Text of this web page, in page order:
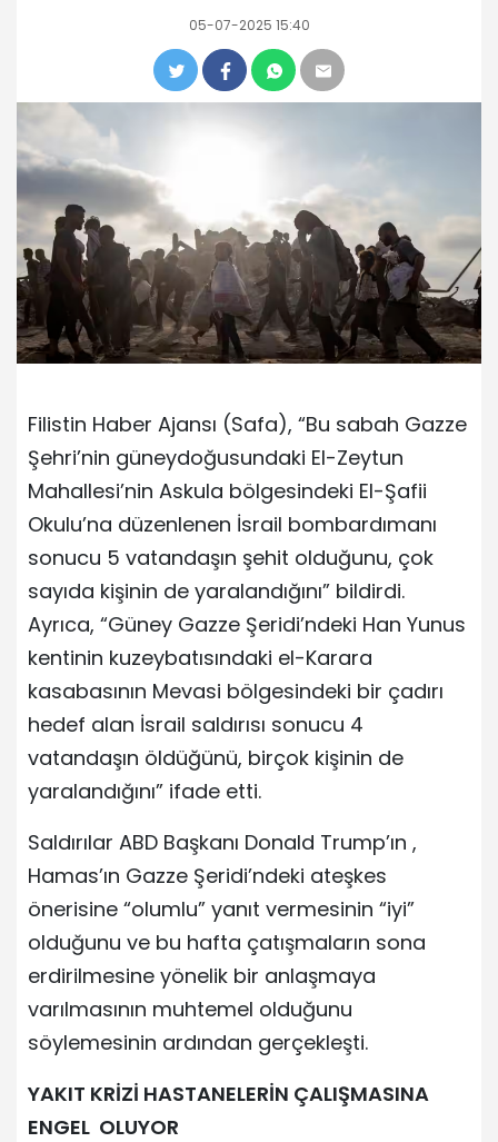
05-07-2025 15:40
Filistin Haber Ajansı (Safa), “Bu sabah Gazze
Şehri’nin güneydoğusundaki El-Zeytun
Mahallesi’nin Askula bölgesindeki El-Şafii
Okulu’na düzenlenen İsrail bombardımanı
sonucu 5 vatandaşın şehit olduğunu, çok
sayıda kişinin de yaralandığını” bildirdi.
Ayrıca, “Güney Gazze Şeridi’ndeki Han Yunus
kentinin kuzeybatısındaki el-Karara
kasabasının Mevasi bölgesindeki bir çadırı
hedef alan İsrail saldırısı sonucu 4
vatandaşın öldüğünü, birçok kişinin de
yaralandığını” ifade etti.
Saldırılar ABD Başkanı Donald Trump’ın ,
Hamas’ın Gazze Şeridi’ndeki ateşkes
önerisine “olumlu” yanıt vermesinin “iyi”
olduğunu ve bu hafta çatışmaların sona
erdirilmesine yönelik bir anlaşmaya
varılmasının muhtemel olduğunu
söylemesinin ardından gerçekleşti.
YAKIT KRİZİ HASTANELERİN ÇALIŞMASINA
ENGEL OLUYOR